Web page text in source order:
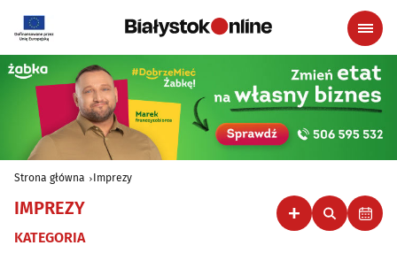
Strona główna Imprezy
IMPREZY
KATEGORIA